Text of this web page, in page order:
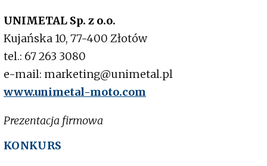
UNIMETAL Sp. z o.o.
Kujańska 10, 77-400 Złotów
tel.: 67 263 3080
e-mail: marketing@unimetal.pl
www.unimetal-moto.com
Prezentacja firmowa
KONKURS